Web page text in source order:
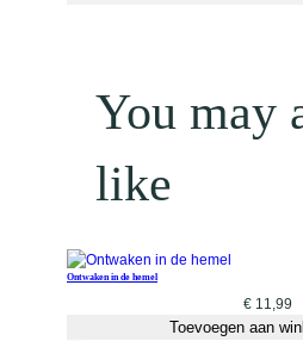
You may
like
Ontwaken in de hemel
€11,99
Toevoegen aan